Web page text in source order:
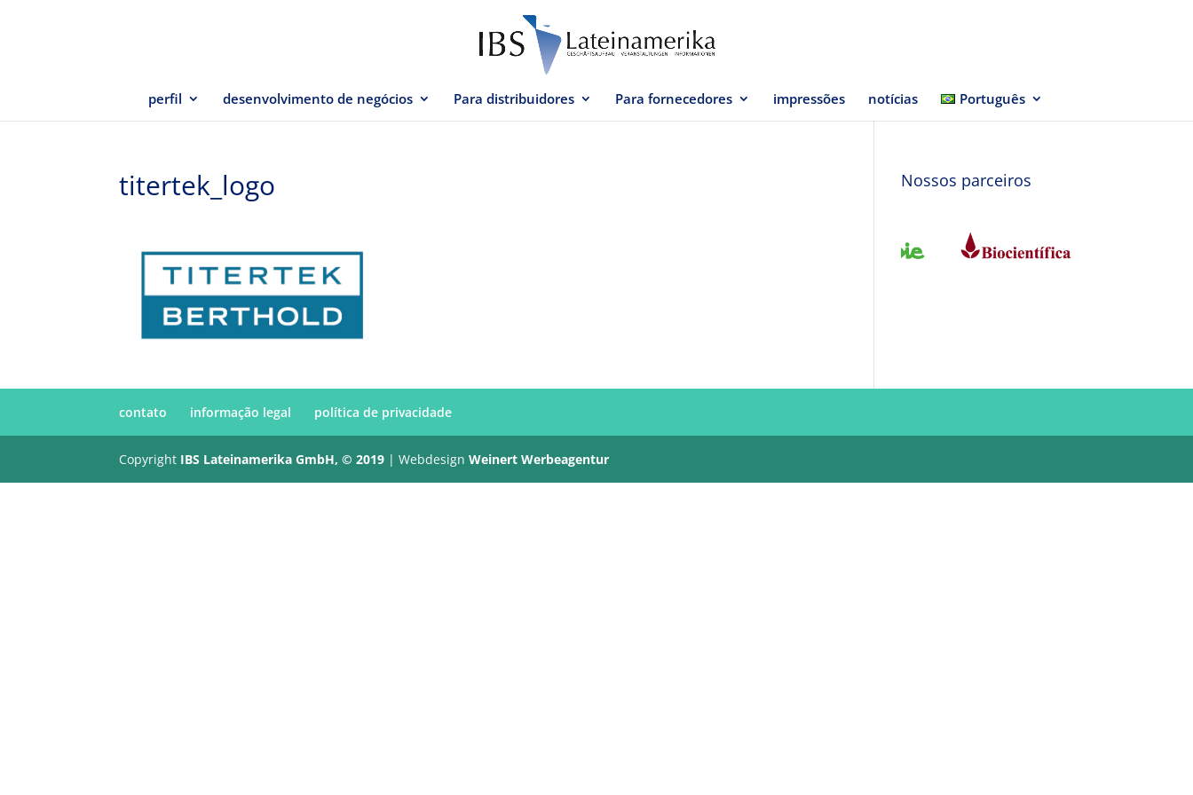
perfil desenvolvimento de negócios Para distribuidores Para fornecedores impressões notícias Português
titertek_logo Nossos parceiros
contato informação legal política de privacidade
Copyright IBS Lateinamerika GmbH, © 2019 | WebdesignWeinert Werbeagentur